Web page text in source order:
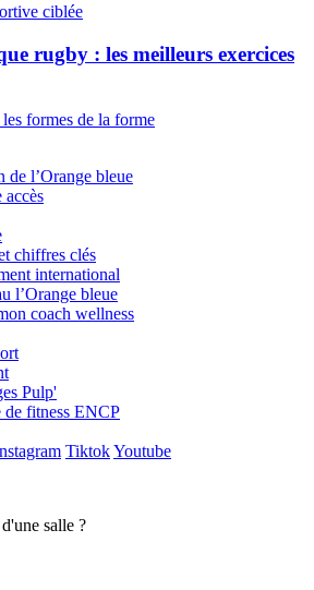
ciblée
rugby : les meilleurs exercices
de l’Orange bleue
accès
chiffres clés
international
l’Orange bleue
coach wellness
Pulp'
de fitness ENCP
TiktokYoutube
salle ?